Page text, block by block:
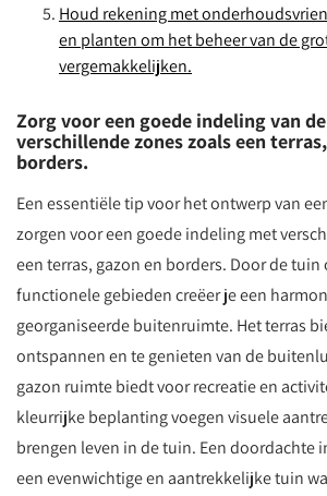
Houd rekening met
en planten om het beheer van de
vergemakkelijken.
Zorg voor een goede indeling van
verschillende zones zoals een
borders.
Een essentiële tip voor het ontwerp van
zorgen voor een goede indeling met
een terras, gazon en borders. Door de tuin
functionele gebieden creëer je een
georganiseerde buitenruimte. Het terras
ontspannen en te genieten van de
gazon ruimte biedt voor recreatie en
kleurrijke beplanting voegen visuele
brengen leven in de tuin. Een doordachte
een evenwichtige en aantrekkelijke tuin